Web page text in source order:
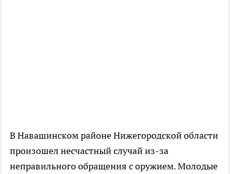
В Навашинском районе Нижегородской области
произошел несчастный случай из-за
неправильного обращения с оружием. Молодые